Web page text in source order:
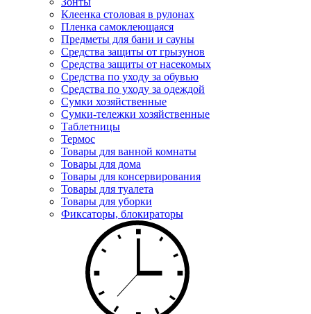
Клеенка столовая в рулонах
Пленка самоклеющаяся
Предметы для бани и сауны
Средства защиты от грызунов
Средства защиты от насекомых
Средства по уходу за обувью
Средства по уходу за одеждой
Сумки хозяйственные
Сумки-тележки хозяйственные
Таблетницы
Термос
Товары для ванной комнаты
Товары для дома
Товары для консервирования
Товары для туалета
Товары для уборки
Фиксаторы, блокираторы